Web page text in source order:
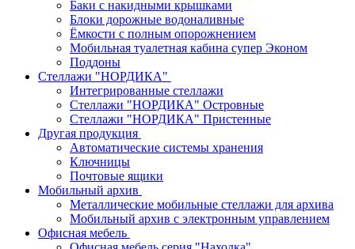
Баки с накидными крышками
Блоки дорожные водоналивные
Ёмкости с полным опорожнением
Мобильная туалетная кабина супер Эконом
Поддоны
Стеллажи "НОРДИКА"
Интегрированные стеллажи
Стеллажи "НОРДИКА" Островные
Стеллажи "НОРДИКА" Пристенные
Другая продукция
Автоматические системы хранения
Ключницы
Почтовые ящики
Мобильный архив
Металлические мобильные стеллажи для архива
Мобильный архив с электронным управлением
Офисная мебель